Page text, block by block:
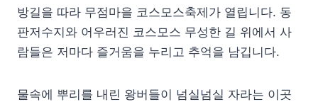
방길을 따라 무점마을 코스모스축제가 열립니다. 동
판저수지와 어우러진 코스모스 무성한 길 위에서 사
람들은 저마다 즐거움을 누리고 추억을 남깁니다.
물속에 뿌리를 내린 왕버들이 넘실넘실 자라는 이곳